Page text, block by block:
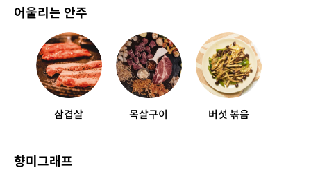
어울리는 안주
삼겹살 목살구이 버섯 볶음
향미그래프